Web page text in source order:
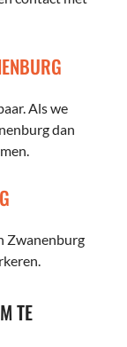
Als we
dan
Zwanenburg
TE